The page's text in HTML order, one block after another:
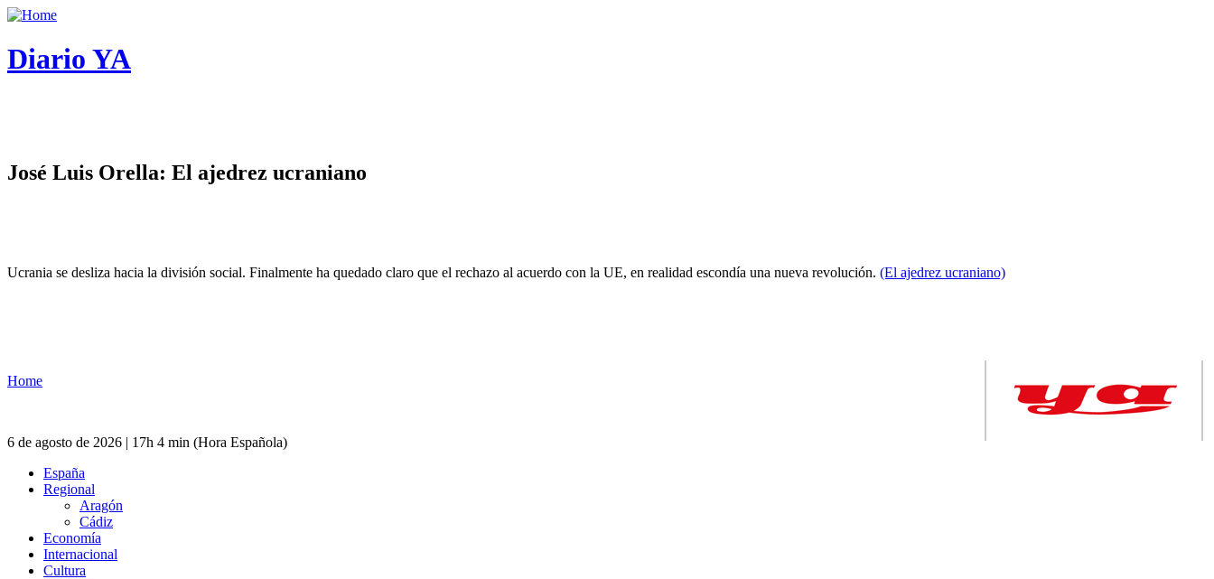
Diario YA
José Luis Orella: El ajedrez ucraniano
Ucrania se desliza hacia la división social. Finalmente ha quedado claro que el rechazo al acuerdo con la UE, en realidad escondía una nueva revolución. (El ajedrez ucraniano)
Home
6 de agosto de 2026 | 17h 4 min (Hora Española)
España
Regional
Aragón
Cádiz
Economía
Internacional
Cultura